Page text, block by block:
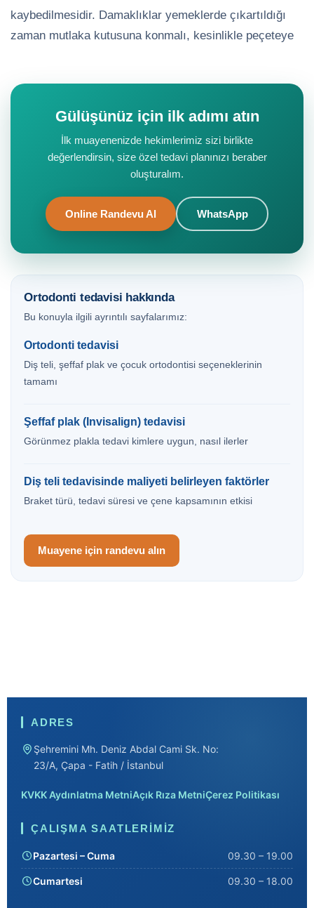
kaybedilmesidir. Damaklıklar yemeklerde çıkartıldığı
zaman mutlaka kutusuna konmalı, kesinlikle peçeteye
Gülüşünüz için ilk adımı atın
İlk muayenenizde hekimlerimiz sizi birlikte
değerlendirsin, size özel tedavi planınızı beraber
oluşturalım.
Online Randevu Al WhatsApp
Ortodonti tedavisi hakkında
Bu konuyla ilgili ayrıntılı sayfalarımız:
Ortodonti tedavisi
Diş teli, şeffaf plak ve çocuk ortodontisi seçeneklerinin
tamamı
Şeffaf plak (Invisalign) tedavisi
Görünmez plakla tedavi kimlere uygun, nasıl ilerler
Diş teli tedavisinde maliyeti belirleyen faktörler
Braket türü, tedavi süresi ve çene kapsamının etkisi
Muayene için randevu alın
ADRES
Şehremini Mh. Deniz Abdal Cami Sk. No:
23/A, Çapa - Fatih / İstanbul
KVKK Aydınlatma MetniAçık Rıza MetniÇerez Politikası
ÇALIŞMA SAATLERIMIZ
Pazartesi – Cuma 09.30 – 19.00
Cumartesi 09.30 – 18.00